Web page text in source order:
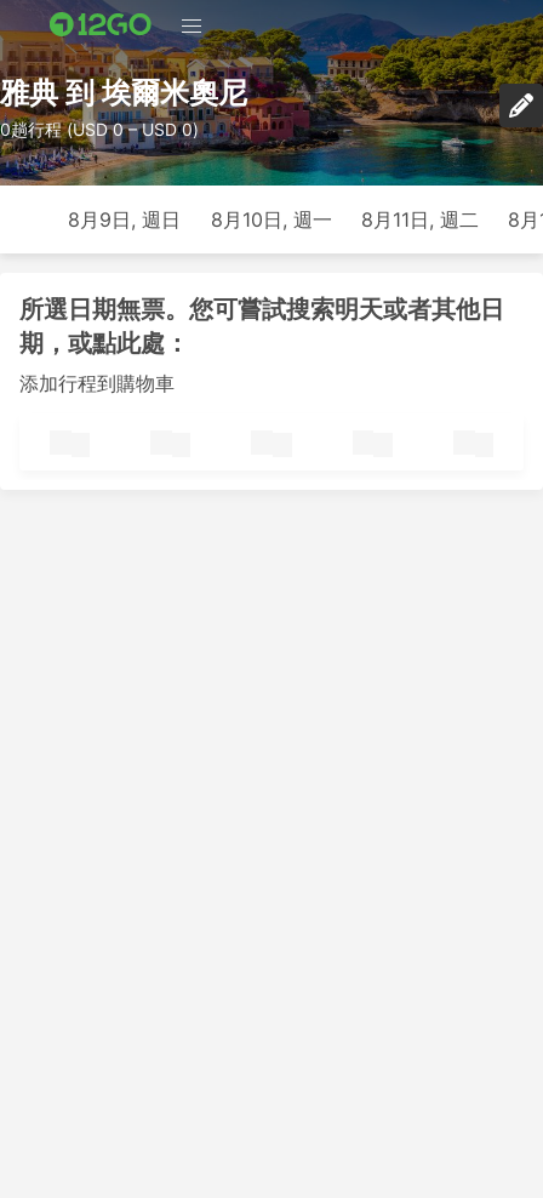
雅典 到 埃爾米奧尼
0趟行程 (USD 0 – USD 0)
8月9日, 週日 8月10日, 週一 8月11日, 週二 8
所選日期無票。您可嘗試搜索明天或者其他日
期，或點此處：
添加行程到購物車